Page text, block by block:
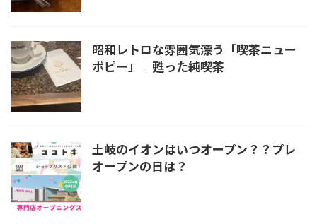
昭和レトロな雰囲気漂う「喫茶ニュー
ポピー」｜甦った純喫茶
土岐のイオンはいつオープン？？プレ
オープンの日は？